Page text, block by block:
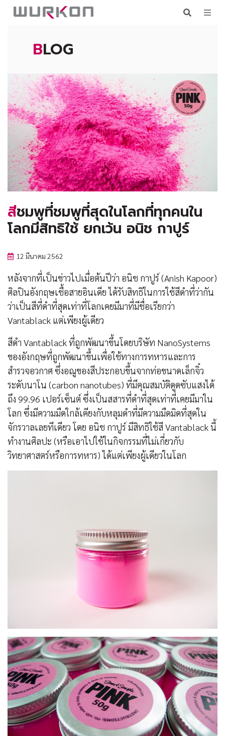
BLOG
สีชมพูที่ชมพูที่สุดในโลกที่ทุกคนใน
โลกมีสิทธิใช้ ยกเว้น อนิช กาปูร์
12 มีนาคม 2562
หลังจากที่เป็นข่าวไปเมื่อต้นปีว่า อนิช กาปูร์ (Anish Kapoor)
ศิลปินอังกฤษเชื้อสายอินเดีย ได้รับสิทธิในการใช้สีดำที่ว่ากัน
ว่าเป็นสีที่ดำที่สุดเท่าที่โลกเคยมีมาที่มีชื่อเรียกว่า
Vantablack แต่เพียงผู้เดียว
สีดำ Vantablack ที่ถูกพัฒนาขึ้นโดยบริษัท NanoSystems
ของอังกฤษที่ถูกพัฒนาขึ้นเพื่อใช้ทางการทหารและการ
สำรวจอวกาศ ซึ่งอณูของสีประกอบขึ้นจากท่อขนาดเล็กจิ๋ว
ระดับนาโน (carbon nanotubes) ที่มีคุณสมบัติดูดซับแสงได้
ถึง 99.96 เปอร์เซ็นต์ ซึ่งเป็นสสารที่ดำที่สุดเท่าที่เคยมีมาใน
โลก ซึ่งมีความมืดใกล้เคียงกับหลุมดำที่มีความมืดมิดที่สุดใน
จักรวาลเลยทีเดียว โดย อนิช กาปูร์ มีสิทธิใช้สี Vantablack นี้
ทำงานศิลปะ (หรือเอาไปใช้ในกิจกรรมที่ไม่เกี่ยวกับ
วิทยาศาสตร์หรือการทหาร) ได้แต่เพียงผู้เดียวในโลก